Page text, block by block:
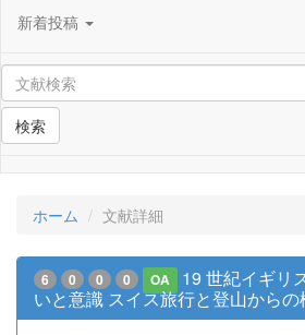
新着投稿
検索
ホーム 文献詳細
6 0 0 0 OA
19 世紀イギリ
いと意識 スイス旅行と登山からの